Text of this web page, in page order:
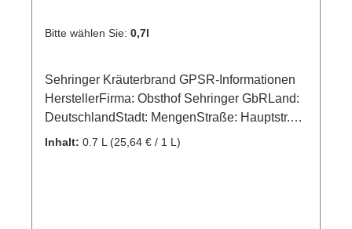
Bitte wählen Sie: 0,7l
Sehringer Kräuterbrand GPSR-Informationen
HerstellerFirma: Obsthof Sehringer GbRLand:
DeutschlandStadt: MengenStraße: Hauptstr.
1aPostleitzahl: 79227E-Mail: info@obsthof-
Inhalt: 0.7 L (25,64 € / 1 L)